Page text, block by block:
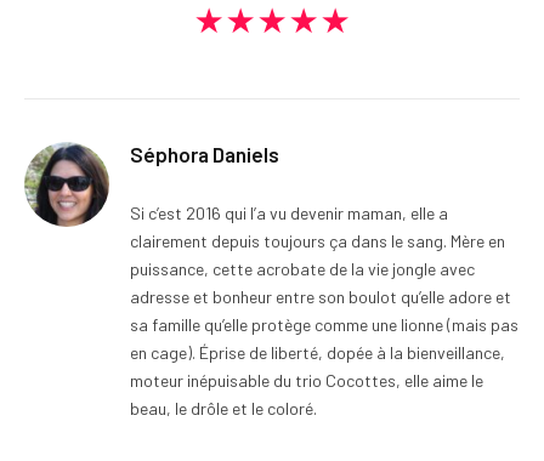
★★★★★
Séphora Daniels
Si c’est 2016 qui l’a vu devenir maman, elle a
clairement depuis toujours ça dans le sang. Mère en
puissance, cette acrobate de la vie jongle avec
adresse et bonheur entre son boulot qu’elle adore et
sa famille qu’elle protège comme une lionne (mais pas
en cage). Éprise de liberté, dopée à la bienveillance,
moteur inépuisable du trio Cocottes, elle aime le
beau, le drôle et le coloré.